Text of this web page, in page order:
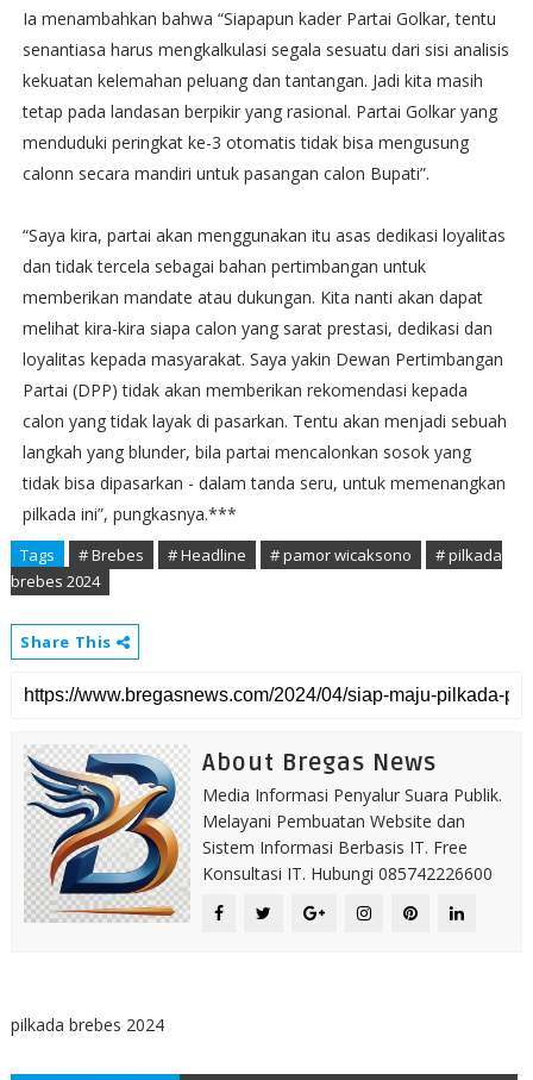
Ia menambahkan bahwa “Siapapun kader Partai Golkar, tentu
senantiasa harus mengkalkulasi segala sesuatu dari sisi analisis
kekuatan kelemahan peluang dan tantangan. Jadi kita masih
tetap pada landasan berpikir yang rasional. Partai Golkar yang
menduduki peringkat ke-3 otomatis tidak bisa mengusung
calonn secara mandiri untuk pasangan calon Bupati”.
“Saya kira, partai akan menggunakan itu asas dedikasi loyalitas
dan tidak tercela sebagai bahan pertimbangan untuk
memberikan mandate atau dukungan. Kita nanti akan dapat
melihat kira-kira siapa calon yang sarat prestasi, dedikasi dan
loyalitas kepada masyarakat. Saya yakin Dewan Pertimbangan
Partai (DPP) tidak akan memberikan rekomendasi kepada
calon yang tidak layak di pasarkan. Tentu akan menjadi sebuah
langkah yang blunder, bila partai mencalonkan sosok yang
tidak bisa dipasarkan - dalam tanda seru, untuk memenangkan
pilkada ini”, pungkasnya.***
Tags # Brebes # Headline # pamor wicaksono
# pilkada
brebes 2024
Share This
About Bregas News
Media Informasi Penyalur Suara Publik.
Melayani Pembuatan Website dan
Sistem Informasi Berbasis IT. Free
Konsultasi IT. Hubungi 085742226600
pilkada brebes 2024